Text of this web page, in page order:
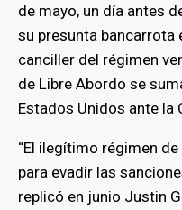
de mayo, un día antes
su presunta bancarrota
canciller del régimen
de Libre Abordo se
Estados Unidos ante la
“El ilegítimo régimen
para evadir las
replicó en junio Justin